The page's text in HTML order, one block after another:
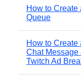
How to Create
Queue
How to Create
Chat Message
Twitch Ad